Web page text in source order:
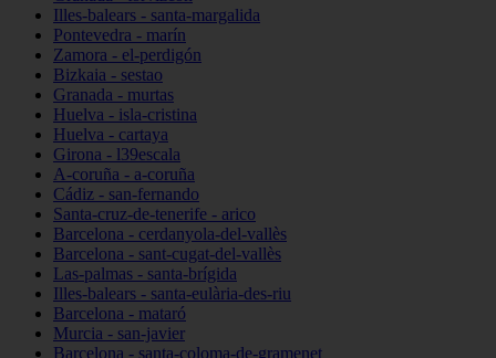
Illes-balears - santa-margalida
Pontevedra - marín
Zamora - el-perdigón
Bizkaia - sestao
Granada - murtas
Huelva - isla-cristina
Huelva - cartaya
Girona - l39escala
A-coruña - a-coruña
Cádiz - san-fernando
Santa-cruz-de-tenerife - arico
Barcelona - cerdanyola-del-vallès
Barcelona - sant-cugat-del-vallès
Las-palmas - santa-brígida
Illes-balears - santa-eulària-des-riu
Barcelona - mataró
Murcia - san-javier
Barcelona - santa-coloma-de-gramenet